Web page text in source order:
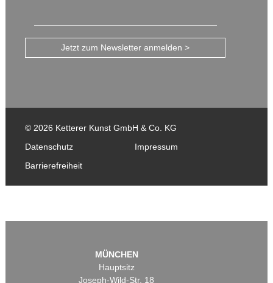
Jetzt zum Newsletter anmelden >
© 2026 Ketterer Kunst GmbH & Co. KG
Datenschutz
Impressum
Barrierefreiheit
MÜNCHEN
Hauptsitz
Joseph-Wild-Str. 18